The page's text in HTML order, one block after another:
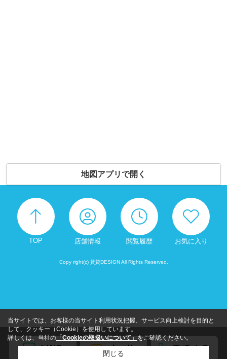
地図アプリで開く
TOP 店舗情報 閲覧履歴 お気に入り
Copy right(c) 賃貸DESIGN All Rights Reserved.
当サイトでは、お客様の当サイト利用状況把握、サービス向上検討を目的と
して、クッキー（Cookie）を使用しています。
詳しくは、当社の 「Cookieの取扱いについて」 をご確認ください。
閉じる